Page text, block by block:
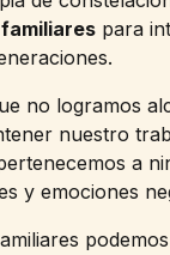
para
no logramos
nuestro
a
y emociones